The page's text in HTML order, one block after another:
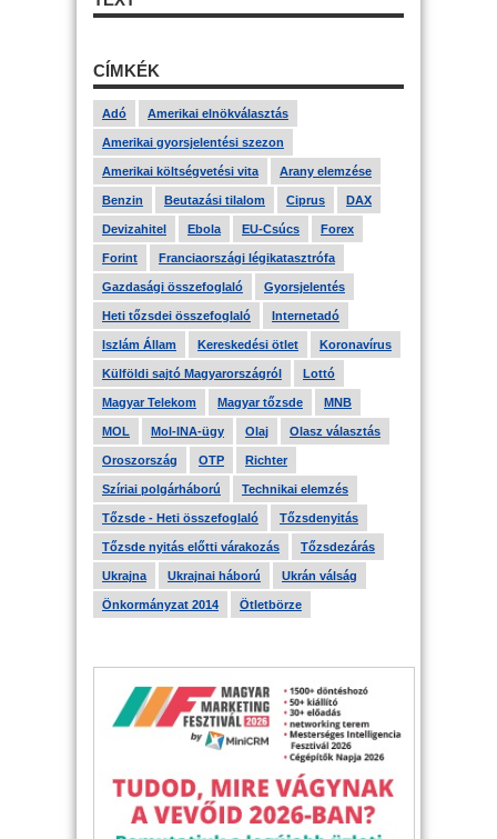
CÍMKÉK
Adó Amerikai elnökválasztás
Amerikai gyorsjelentési szezon
Amerikai költségvetési vita Arany elemzése
Benzin Beutazási tilalom Ciprus DAX
Devizahitel Ebola EU-Csúcs Forex
Forint Franciaországi légikatasztrófa
Gazdasági összefoglaló Gyorsjelentés
Heti tőzsdei összefoglaló Internetadó
Iszlám Állam Kereskedési ötlet Koronavírus
Külföldi sajtó Magyarországról Lottó
Magyar Telekom Magyar tőzsde MNB
MOL Mol-INA-ügy Olaj Olasz választás
Oroszország OTP Richter
Szíriai polgárháború Technikai elemzés
Tőzsde - Heti összefoglaló Tőzsdenyitás
Tőzsde nyitás előtti várakozás Tőzsdezárás
Ukrajna Ukrajnai háború Ukrán válság
Önkormányzat 2014 Ötletbörze